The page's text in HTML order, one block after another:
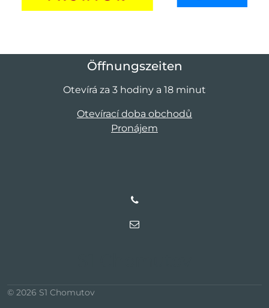
Öffnungszeiten
Otevírá za 3 hodiny a 18 minut
Otevírací doba obchodů
Pronájem
© 2026 S1 Chomutov